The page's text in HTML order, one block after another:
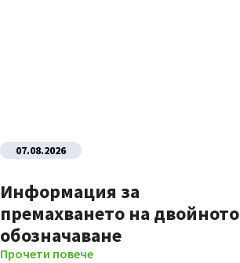
07.08.2026
Информация за
премахването на двойното
обозначаване
Прочети повече